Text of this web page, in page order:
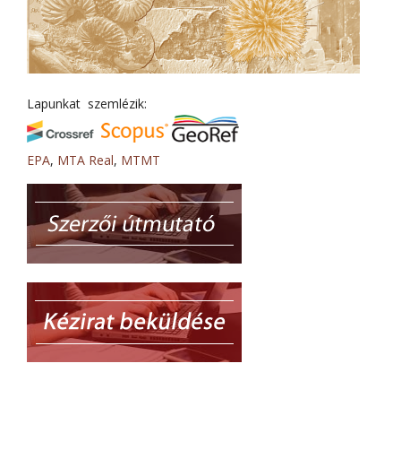
Lapunkat szemlézik:
EPA, MTA Real, MTMT